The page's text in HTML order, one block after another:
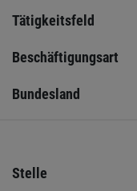
Tätigkeitsfeld
Beschäftigungsart
Bundesland
Stelle